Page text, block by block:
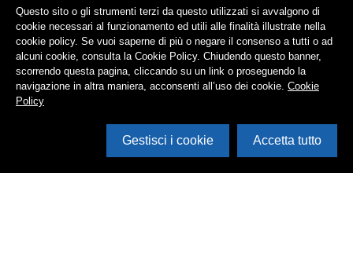
Questo sito o gli strumenti terzi da questo utilizzati si avvalgono di
cookie necessari al funzionamento ed utili alle finalità illustrate nella
cookie policy. Se vuoi saperne di più o negare il consenso a tutti o ad
alcuni cookie, consulta la Cookie Policy. Chiudendo questo banner,
scorrendo questa pagina, cliccando su un link o proseguendo la
navigazione in altra maniera, acconsenti all’uso dei cookie. Cookie
Policy
Gestisci i cookie Accetta tutto